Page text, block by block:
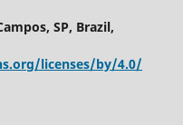
SP, Brazil,
licenses/by/4.0/